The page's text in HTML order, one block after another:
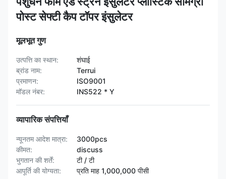
पोस्ट सेफ्टी कैप टॉपर इंसुलेटर
मूलभूत गुण
उत्पत्ति का स्थान:
शंघाई
ब्रांड नाम:
Terrui
प्रमाणन:
ISO9001
मॉडल नंबर:
INS522 * Y
व्यापारिक संपत्तियाँ
न्यूनतम आदेश मात्रा:
3000pcs
कीमत:
discuss
भुगतान की शर्तें:
टी / टी
आपूर्ति की योग्यता:
प्रति माह 1,000,000 पीसी